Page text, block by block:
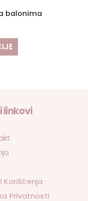
balonima
linkovi
Korišćenja
Privatnosti